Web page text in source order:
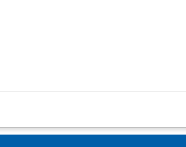
model biznesowy. Dbanie o wysoką